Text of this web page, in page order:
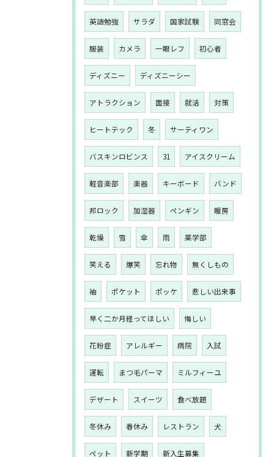
英語勉強 サラダ 国家試験 同窓会
服装 カメラ 一眼レフ 初心者
ディズニー ディズニーシー
アトラクション 面接 就活 対策
ヒートテック 冬 サーティワン
バスキンロビンス 31 アイスクリーム
軽音楽部 楽器 キーボード バンド
邦ロック 加湿器 ペンギン 暖房
乾燥 雪 傘 雨 薬学部
笑える 爆笑 忘れ物 無くしもの
袖 ポケット ポッケ 悲しい出来事
早く二か月経ってほしい 悔しい
花粉症 アレルギー 病院 入試
運転 まつ毛パーマ ミルフィーユ
デザート スイーツ 食べ放題
冬休み 春休み レストラン 犬
ペット 新学期 新入生募集